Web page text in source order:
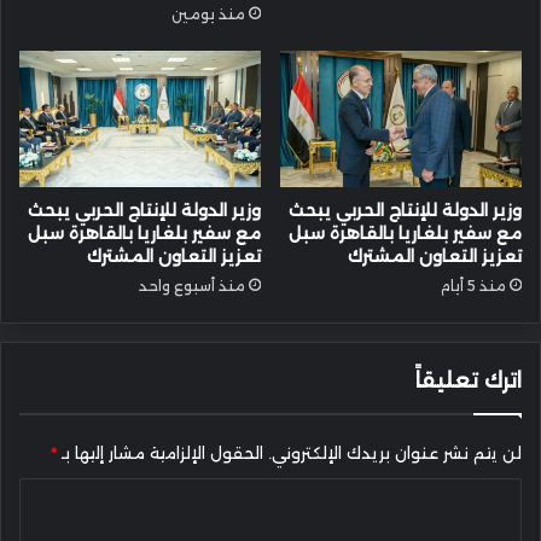
منذ يومين
وزير الدولة للإنتاج الحربي يبحث
مع سفير بلغاريا بالقاهرة سبل
تعزيز التعاون المشترك
منذ 5 أيام
وزير الدولة للإنتاج الحربي يبحث
مع سفير بلغاريا بالقاهرة سبل
تعزيز التعاون المشترك
منذ أسبوع واحد
اترك تعليقاً
لن يتم نشر عنوان بريدك الإلكتروني. الحقول الإلزامية مشار إليها بـ *